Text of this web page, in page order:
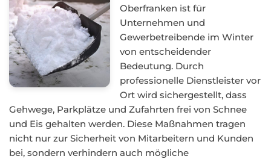
Oberfranken ist für
Unternehmen und
Gewerbetreibende im Winter
von entscheidender
Bedeutung. Durch
professionelle Dienstleister vor
Ort wird sichergestellt, dass
Gehwege, Parkplätze und Zufahrten frei von Schnee
und Eis gehalten werden. Diese Maßnahmen tragen
nicht nur zur Sicherheit von Mitarbeitern und Kunden
bei, sondern verhindern auch mögliche